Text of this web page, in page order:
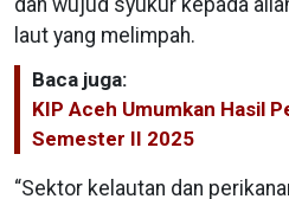
laut yang melimpah.
Baca juga:
KIP Aceh Umumkan Hasil
Semester II 2025
“Sektor kelautan dan